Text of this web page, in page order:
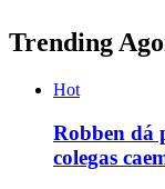
Trending
Hot
Robben dá
colegas